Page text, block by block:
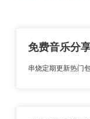
免费音乐分
串烧定期更新热门